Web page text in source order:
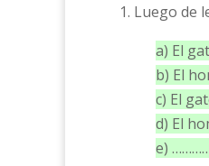
1. Luego de
a) El
b) El
c) El
d) El
e)